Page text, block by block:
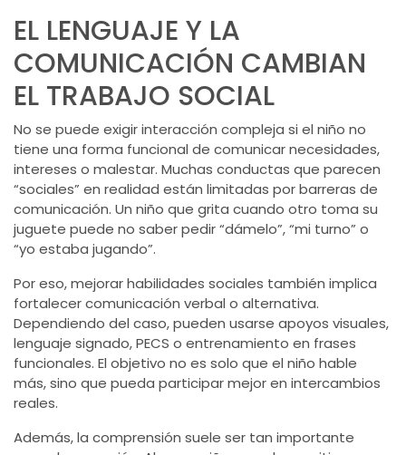
EL LENGUAJE Y LA
COMUNICACIÓN CAMBIAN
EL TRABAJO SOCIAL
No se puede exigir interacción compleja si el niño no
tiene una forma funcional de comunicar necesidades,
intereses o malestar. Muchas conductas que parecen
“sociales” en realidad están limitadas por barreras de
comunicación. Un niño que grita cuando otro toma su
juguete puede no saber pedir “dámelo”, “mi turno” o
“yo estaba jugando”.
Por eso, mejorar habilidades sociales también implica
fortalecer comunicación verbal o alternativa.
Dependiendo del caso, pueden usarse apoyos visuales,
lenguaje signado,PECS o entrenamiento en frases
funcionales. El objetivo no es solo que el niño hable
más, sino que pueda participar mejor en intercambios
reales.
Además, la comprensión suele ser tan importante